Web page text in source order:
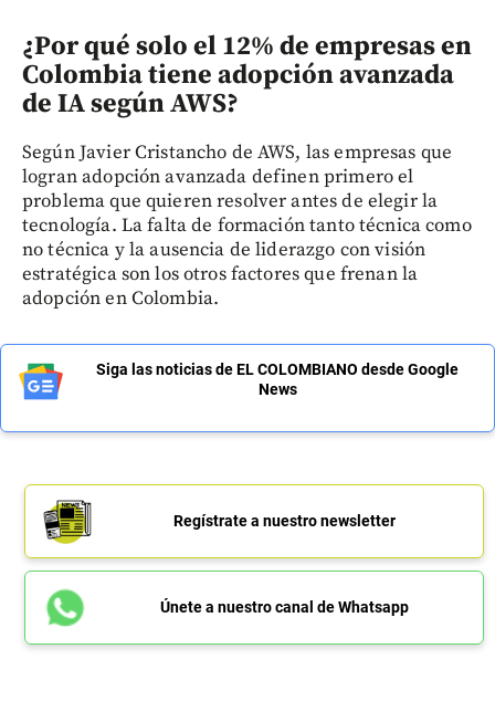
¿Por qué solo el 12% de empresas en
Colombia tiene adopción avanzada
de IA según AWS?
Según Javier Cristancho de AWS, las empresas que
logran adopción avanzada definen primero el
problema que quieren resolver antes de elegir la
tecnología. La falta de formación tanto técnica como
no técnica y la ausencia de liderazgo con visión
estratégica son los otros factores que frenan la
adopción en Colombia.
Siga las noticias de EL COLOMBIANO desde Google
News
Regístrate a nuestro newsletter
Únete a nuestro canal de Whatsapp